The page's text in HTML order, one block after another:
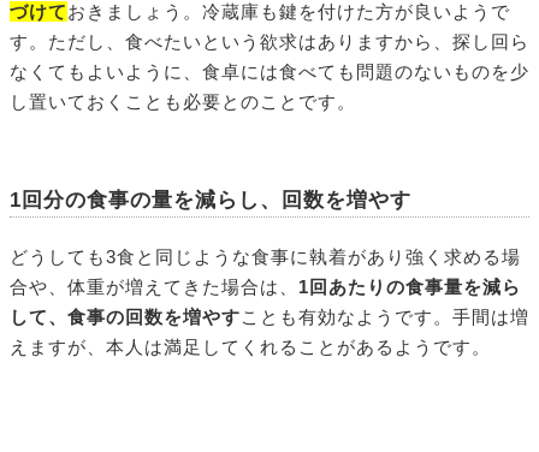
づけておきましょう。冷蔵庫も鍵を付けた方が良いようで
す。ただし、食べたいという欲求はありますから、探し回ら
なくてもよいように、食卓には食べても問題のないものを少
し置いておくことも必要とのことです。
1回分の食事の量を減らし、回数を増やす
どうしても3食と同じような食事に執着があり強く求める場
合や、体重が増えてきた場合は、 1回あたりの食事量を減ら
して、食事の回数を増やすことも有効なようです。手間は増
えますが、本人は満足してくれることがあるようです。